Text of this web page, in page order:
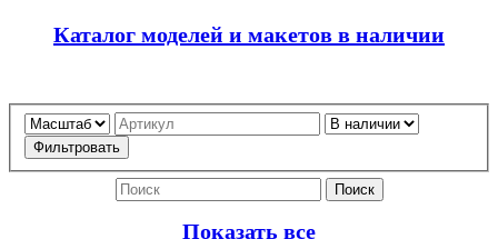
Каталог моделей и макетов в наличии
Фильтровать
Поиск
Показать все